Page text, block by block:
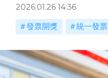
2026.01.26 14:36
發票開獎 統一發票